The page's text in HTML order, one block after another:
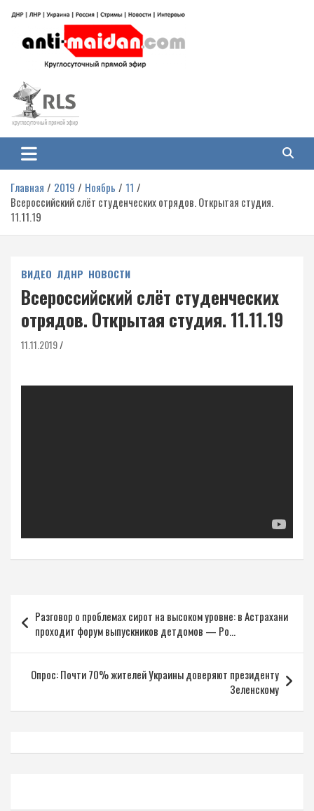
содержимому
Антимайдан: Гражданская война
на Украине
гражданской войне на Украине, включая события в Новороссии, ДНР,
ЛНР и других регионах.
Главная 2019 Ноябрь
11
Всероссийский слёт студенческих отрядов. Открытая студия.
11.11.19
ВИДЕО ЛДНР НОВОСТИ
Всероссийский слёт студенческих
отрядов. Открытая студия. 11.11.19
11.11.2019
по
записям
Разговор о проблемах сирот на высоком уровне: в Астрахани
проходит форум выпускников детдомов — Ро…
Опрос: Почти 70% жителей Украины доверяют президенту
Зеленскому